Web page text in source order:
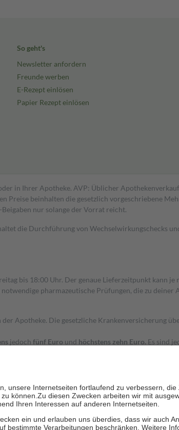
So geht's
Newsletter anfordern
Freunde werben
E-Rezept einlösen
Papier Rezept einlösen
in Ihrer Apotheke. AVP: Üblicher
beinhalten die gesetzlich vorgeschriebene
nur solange der Vorrat reicht.
die Durchführung von Wechselwirkungschecks
bis 18:00 Uhr. Der genaue Lieferzeitpunkt kann je
pharmazeutische Prüfungen, die zu
Apotheke. Die gesetzliche Krankenversicherung
jedoch fünf Euro und höchstens zehn Euro. Es sind
der Familie zu unterstützen, fallenkeine Zuzahlungen